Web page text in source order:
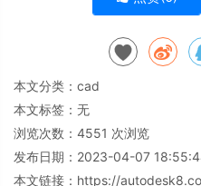
本文分类： cad
本文标签：无
浏览次数： 4551 次浏览
发布日期：2023-04-07
本文链接： https://